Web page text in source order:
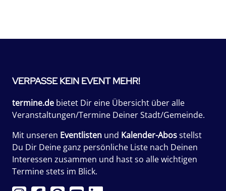
VERPASSE KEIN EVENT MEHR!
termine.de bietet Dir eine Übersicht über alle
Veranstaltungen/Termine Deiner Stadt/Gemeinde.
Mit unseren Eventlisten und Kalender-Abosstellst
Du Dir Deine ganz persönliche Liste nach Deinen
Interessen zusammen und hast so alle wichtigen
Termine stets im Blick.